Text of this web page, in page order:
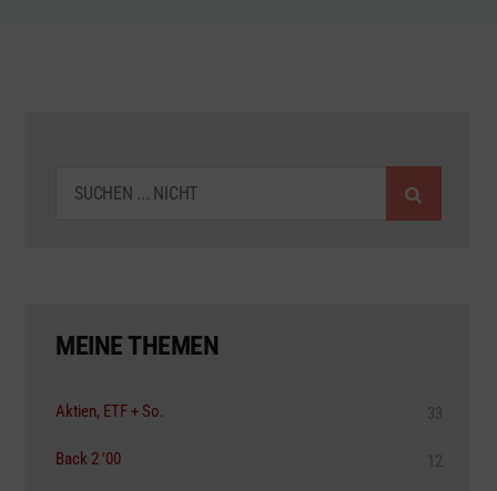
MEINE THEMEN
Aktien, ETF + So. 33
Back 2 '00 12